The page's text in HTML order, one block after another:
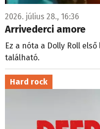
2026. július 28., 16:36
Arrivederci amore
Ez a nóta a Dolly Roll
található.
Hard rock